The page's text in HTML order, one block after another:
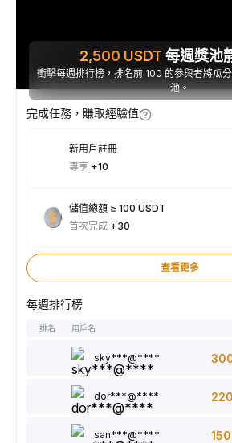
2,500 USDT 每週獎池
衝擊每週排行榜，排名前 100 的參與者將瓜
池。
完成任務，賺取經驗值
新用戶註冊
專享 +10
儲值總額 ≥ 100 USDT
首次完成 +30
查看更多
每週排行榜
排名 用戶名
sky***@****
dor***@**** 220
san***@**** 150